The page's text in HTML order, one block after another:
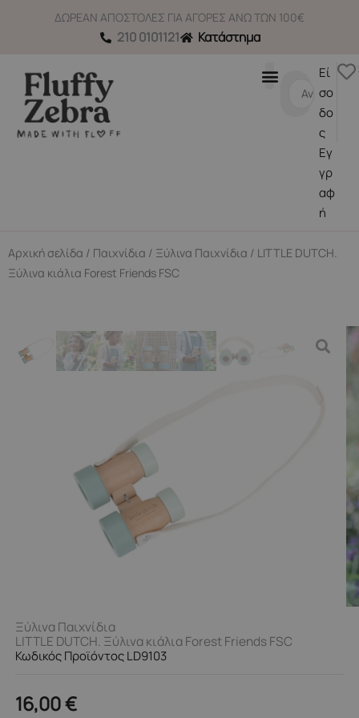
ΔΩΡΕΑΝ ΑΠΟΣΤΟΛΕΣ ΓΙΑ ΑΓΟΡΕΣ ΑΝΩ ΤΩΝ 100€
210 0101121 Κατάστημα
Search
Εί
σο
δο
ς
Εγ
γρ
αφ
ή
Αρχική σελίδα / Παιχνίδια / Ξύλινα Παιχνίδια / LITTLE DUTCH.
Ξύλινα κιάλια Forest Friends FSC
Ξύλινα Παιχνίδια
LITTLE DUTCH. Ξύλινα κιάλια Forest Friends FSC
Κωδικός Προϊόντος LD9103
16,00€